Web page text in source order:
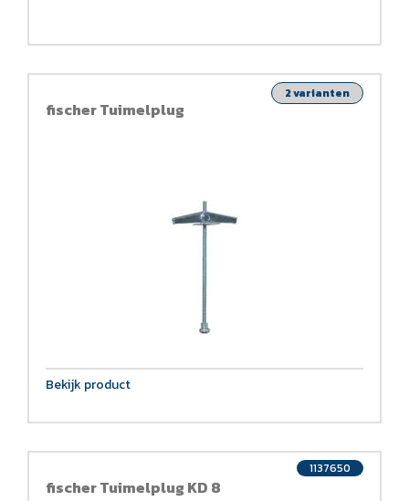
fischer Tuimelplug
2 varianten
Bekijk product
fischer Tuimelplug KD 8
1137650